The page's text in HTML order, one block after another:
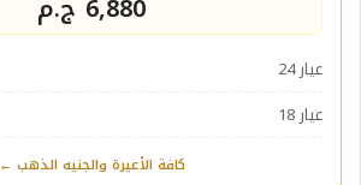
عيار 24
عيار 18
كافة الأعيرة والجنيه الذهب ←